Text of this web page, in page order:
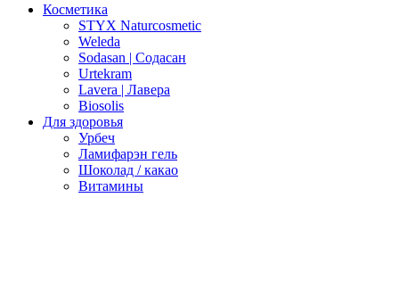
Косметика
STYX Naturcosmetic
Weleda
Sodasan | Содасан
Urtekram
Lavera | Лавера
Biosolis
Для здоровья
Урбеч
Ламифарэн гель
Шоколад / какао
Витамины